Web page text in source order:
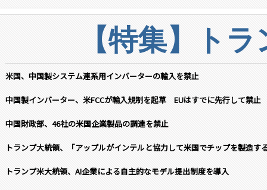
【特集】ト
米国、中国製システム連系用インバーターの輸入を禁止
中国製インバーター、米FCCが輸入規制を起草 EUはすでに先行して禁止
中国財政部、46社の米国企業製品の調達を禁止
トランプ大統領、「アップルがインテルと協力して米国でチップを製造す
トランプ米大統領、AI企業による自主的なモデル提出制度を導入